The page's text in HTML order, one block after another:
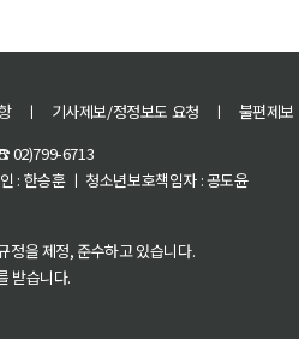
ㅣ 기사제보/정정보도 요청 ㅣ 불편제보
02)799-6713
: 한승훈 ㅣ 청소년보호책임자 : 공도윤
정을 제정, 준수하고 있습니다.
받습니다.